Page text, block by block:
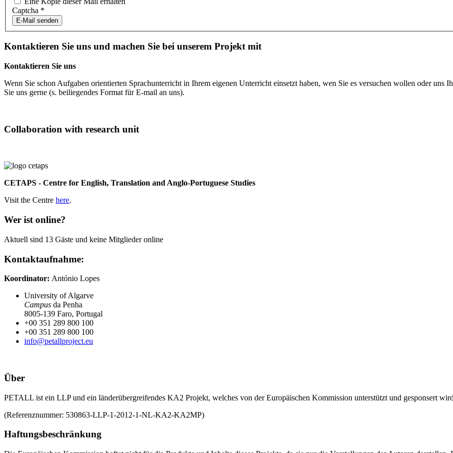
Captcha *
E-Mail senden
Kontaktieren Sie uns und machen Sie bei unserem Projekt mit
Kontaktieren Sie uns
Wenn Sie schon Aufgaben orientierten Sprachunterricht in Ihrem eigenen Unterricht einsetzt haben, wen Sie es versuchen wollen oder
Sie uns gerne (s. beiliegendes Format für E-mail an uns).
Collaboration with research unit
CETAPS - Centre for English, Translation and Anglo-Portuguese Studies
Visit the Centre here.
Wer ist online?
Aktuell sind 13 Gäste und keine Mitglieder online
Kontaktaufnahme:
Koordinator: António Lopes
University of Algarve
Campus da Penha
8005-139 Faro, Portugal
+00 351 289 800 100
+00 351 289 800 100
info@petallproject.eu
Über
PETALL ist ein LLP und ein länderübergreifendes KA2 Projekt, welches von der Europäischen Kommission unterstützt und gesponsert
(Referenznummer: 530863-LLP-1-2012-1-NL-KA2-KA2MP)
Haftungsbeschränkung